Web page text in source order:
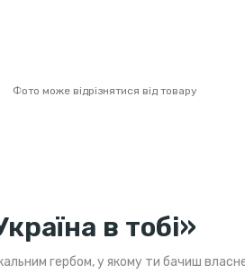
Фото може відрізнятися від товару
в тобі»
гербом, у якому ти бачиш